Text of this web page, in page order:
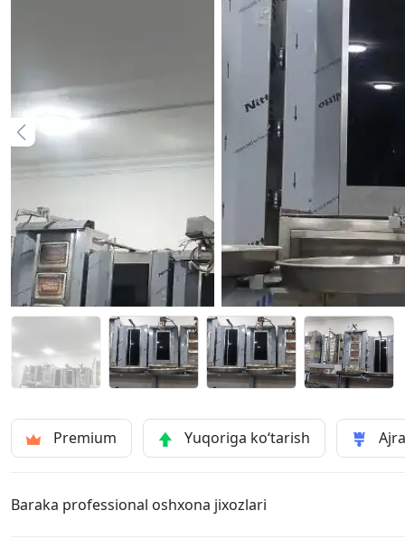
Premium Yuqoriga ko‘tarish
Baraka professional oshxona jixozlari